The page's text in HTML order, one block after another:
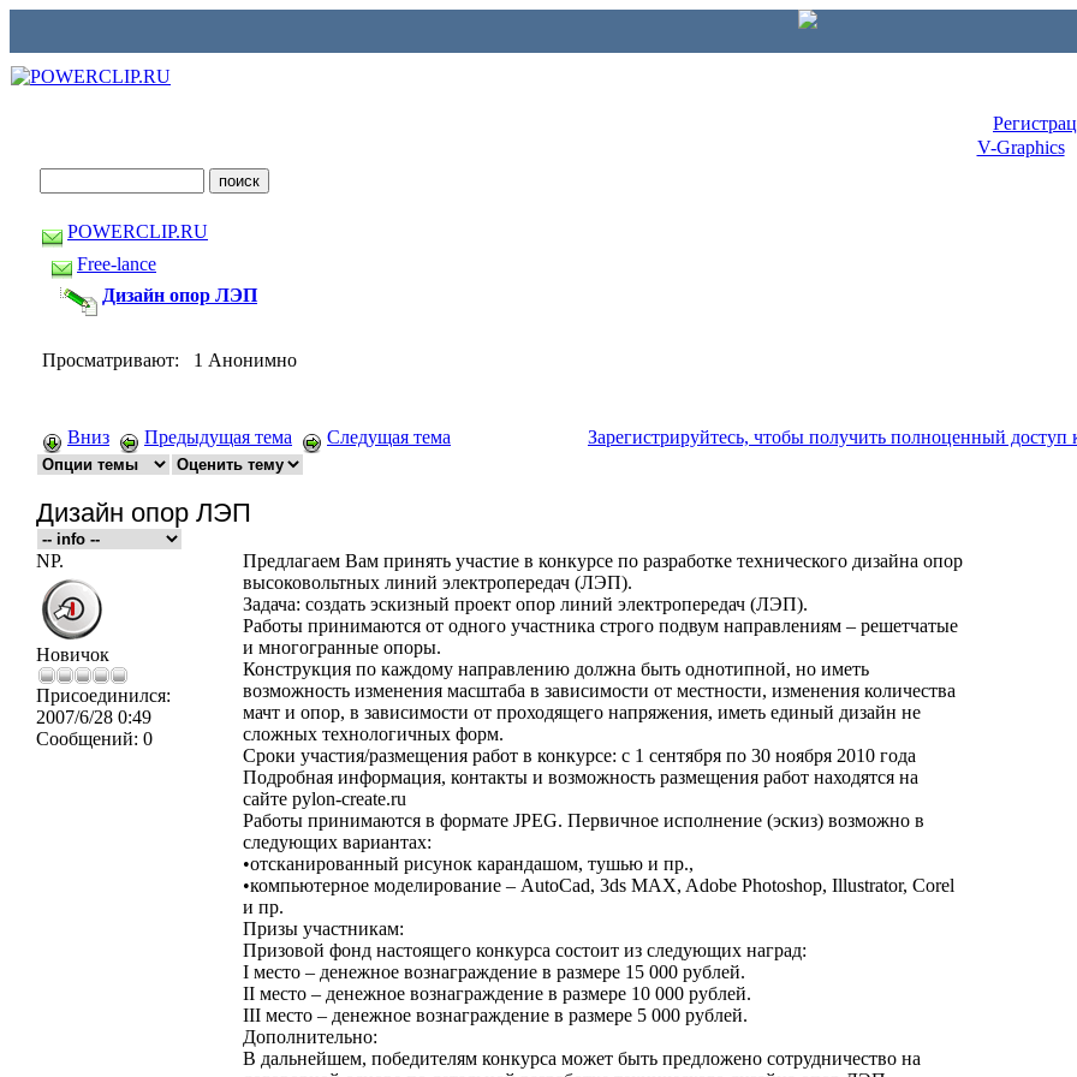
V-Graphics
POWERCLIP.RU
Free-lance
Дизайн опор ЛЭП
Просматривают: 1 Анонимно
Вниз Предыдущая тема Следущая тема Зарегистрируйтесь, чтобы получить полноценный доступ
Дизайн опор ЛЭП
NP.
Новичок
Присоединился:
2007/6/28 0:49
Сообщений: 0
Предлагаем Вам принять участие в конкурсе по разработке технического дизайна опор
высоковольтных линий электропередач (ЛЭП).
Задача: создать эскизный проект опор линий электропередач (ЛЭП).
Работы принимаются от одного участника строго подвум направлениям – решетчатые
и многогранные опоры.
Конструкция по каждому направлению должна быть однотипной, но иметь
возможность изменения масштаба в зависимости от местности, изменения количества
мачт и опор, в зависимости от проходящего напряжения, иметь единый дизайн не
сложных технологичных форм.
Сроки участия/размещения работ в конкурсе: с 1 сентября по 30 ноября 2010 года
Подробная информация, контакты и возможность размещения работ находятся на
сайте pylon-create.ru
Работы принимаются в формате JPEG. Первичное исполнение (эскиз) возможно в
следующих вариантах:
•отсканированный рисунок карандашом, тушью и пр.,
•компьютерное моделирование – AutoCad, 3ds MAX, Adobe Photoshop, Illustrator, Corel
и пр.
Призы участникам:
Призовой фонд настоящего конкурса состоит из следующих наград:
I место – денежное вознаграждение в размере 15 000 рублей.
II место – денежное вознаграждение в размере 10 000 рублей.
III место – денежное вознаграждение в размере 5 000 рублей.
Дополнительно:
В дальнейшем, победителям конкурса может быть предложено сотрудничество на